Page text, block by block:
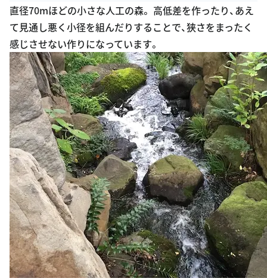
直径70mほどの小さな人工の森。 高低差を作ったり、あえ
て見通し悪く小径を組んだりすることで、狭さをまったく
感じさせない作りになっています。